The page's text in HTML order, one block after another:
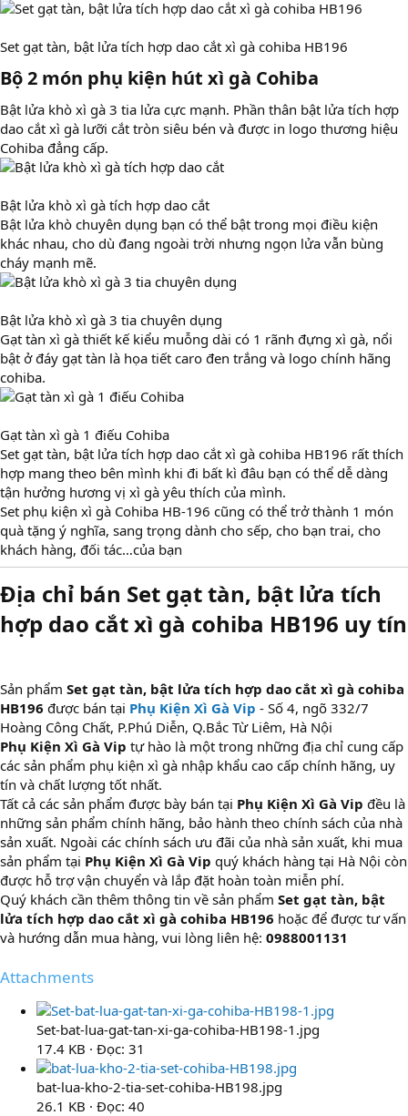
Set gạt tàn, bật lửa tích hợp dao cắt xì gà cohiba HB196
Bộ 2 món phụ kiện hút xì gà Cohiba​
Bật lửa khò xì gà 3 tia lửa cực mạnh. Phần thân bật lửa tích hợp
dao cắt xì gà lưỡi cắt tròn siêu bén và được in logo thương hiệu
Cohiba đẳng cấp.
Bật lửa khò xì gà tích hợp dao cắt
Bật lửa khò chuyên dụng bạn có thể bật trong mọi điều kiện
khác nhau, cho dù đang ngoài trời nhưng ngọn lửa vẫn bùng
cháy mạnh mẽ.
Bật lửa khò xì gà 3 tia chuyên dụng
Gạt tàn xì gà thiết kế kiểu muỗng dài có 1 rãnh đựng xì gà, nổi
bật ở đáy gạt tàn là họa tiết caro đen trắng và logo chính hãng
cohiba.
Gạt tàn xì gà 1 điếu Cohiba
Set gạt tàn, bật lửa tích hợp dao cắt xì gà cohiba HB196 rất thích
hợp mang theo bên mình khi đi bất kì đâu bạn có thể dễ dàng
tận hưởng hương vị xì gà yêu thích của mình.
Set phụ kiện xì gà Cohiba HB-196 cũng có thể trở thành 1 món
quà tặng ý nghĩa, sang trọng dành cho sếp, cho bạn trai, cho
khách hàng, đối tác…của bạn
Địa chỉ bán Set gạt tàn, bật lửa tích
hợp dao cắt xì gà cohiba HB196 uy tín​
Sản phẩm Set gạt tàn, bật lửa tích hợp dao cắt xì gà cohiba
HB196 được bán tại Phụ Kiện Xì Gà Vip - Số 4, ngõ 332/7
Hoàng Công Chất, P.Phú Diễn, Q.Bắc Từ Liêm, Hà Nội
Phụ Kiện Xì Gà Vip tự hào là một trong những địa chỉ cung cấp
các sản phẩm phụ kiện xì gà nhập khẩu cao cấp chính hãng, uy
tín và chất lượng tốt nhất.
Tất cả các sản phẩm được bày bán tại Phụ Kiện Xì Gà Vip đều là
những sản phẩm chính hãng, bảo hành theo chính sách của nhà
sản xuất. Ngoài các chính sách ưu đãi của nhà sản xuất, khi mua
sản phẩm tại Phụ Kiện Xì Gà Vip quý khách hàng tại Hà Nội còn
được hỗ trợ vận chuyển và lắp đặt hoàn toàn miễn phí.
Quý khách cần thêm thông tin về sản phẩm Set gạt tàn, bật
lửa tích hợp dao cắt xì gà cohiba HB196 hoặc để được tư vấn
và hướng dẫn mua hàng, vui lòng liên hệ: 0988001131
Attachments
Set-bat-lua-gat-tan-xi-ga-cohiba-HB198-1.jpg
17.4 KB · Đọc: 31
bat-lua-kho-2-tia-set-cohiba-HB198.jpg
26.1 KB · Đọc: 40